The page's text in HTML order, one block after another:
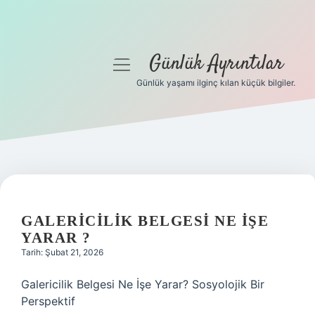
Gizlilik Politikası
Yasal Uyarı
menüyüGünlük Ayrıntılar
Günlük yaşamı ilginç kılan küçük bilgiler.
GALERICILIK BELGESI NE IŞE
YARAR ?
Tarih: Şubat 21, 2026
Galericilik Belgesi Ne İşe Yarar? Sosyolojik Bir
Perspektif